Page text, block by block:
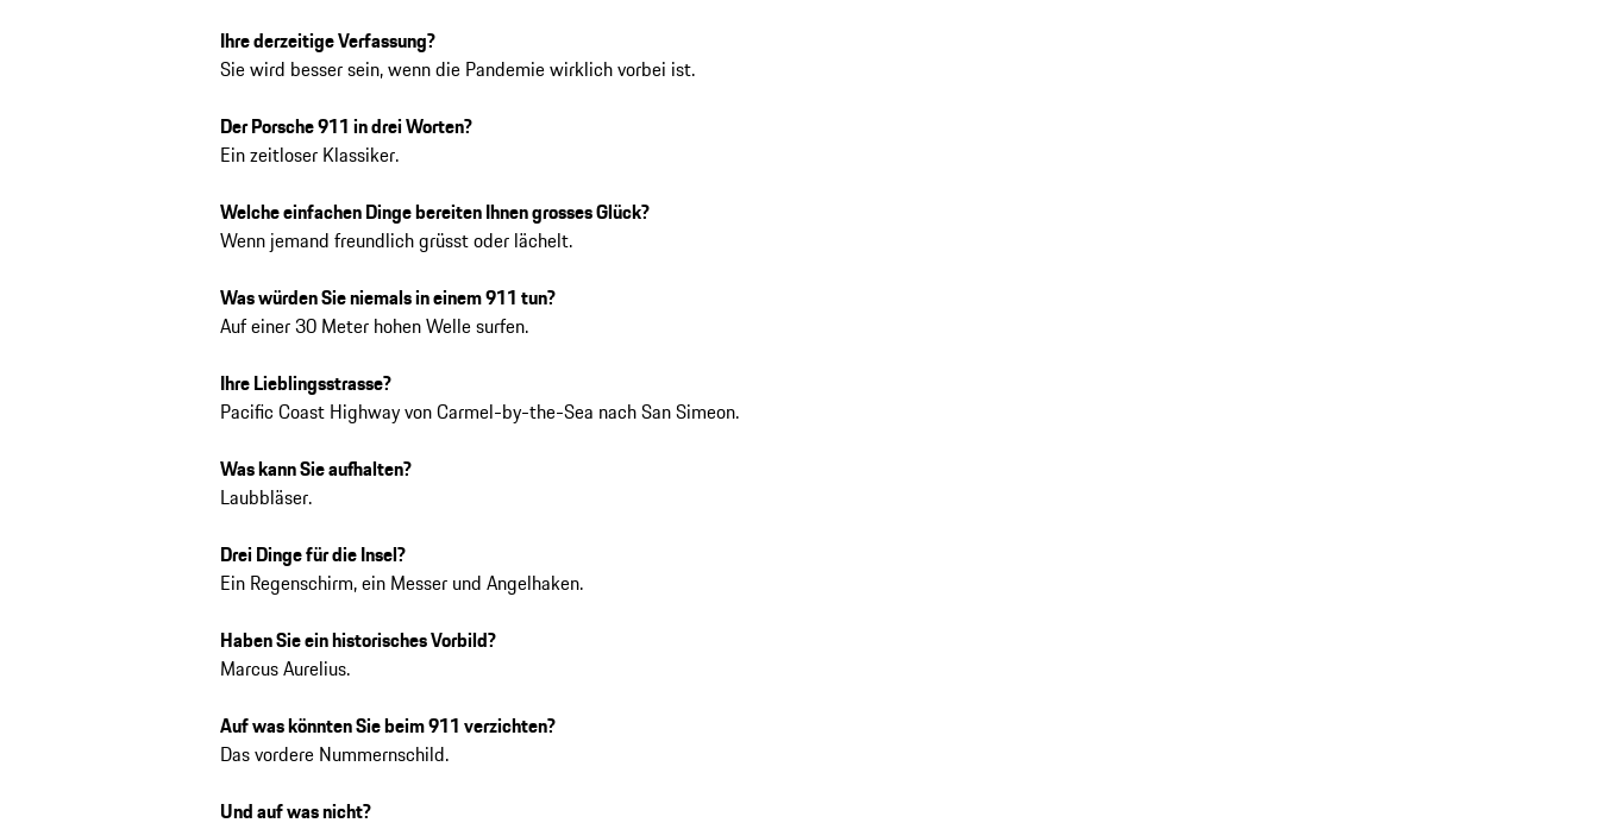
Ihre derzeitige Verfassung?
Sie wird besser sein, wenn die Pandemie wirklich vorbei ist.
Der Porsche 911 in drei Worten?
Ein zeitloser Klassiker.
Welche einfachen Dinge bereiten Ihnen grosses Glück?
Wenn jemand freundlich grüsst oder lächelt.
Was würden Sie niemals in einem 911 tun?
Auf einer 30 Meter hohen Welle surfen.
Ihre Lieblingsstrasse?
Pacific Coast Highway von Carmel-by-the-Sea nach San Simeon.
Was kann Sie aufhalten?
Laubbläser.
Drei Dinge für die Insel?
Ein Regenschirm, ein Messer und Angelhaken.
Haben Sie ein historisches Vorbild?
Marcus Aurelius.
Auf was könnten Sie beim 911 verzichten?
Das vordere Nummernschild.
Und auf was nicht?